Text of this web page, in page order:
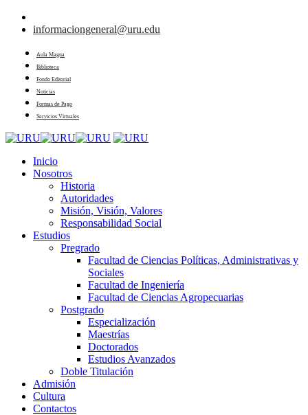
informaciongeneral@uru.edu
Aula Magna
Biblioteca
Fondo Editorial
Noticias
Formas de Pago
Servicios Virtuales
Inicio
Nosotros
Historia
Autoridades
Misión, Visión, Valores
Responsabilidad Social
Estudios
Pregrado
Facultad de Ciencias Políticas, Administrativas y
Sociales
Facultad de Ingeniería
Facultad de Ciencias Agropecuarias
Postgrado
Especialización
Maestrías
Doctorados
Estudios Avanzados
Doble Titulación
Admisión
Cultura
Contactos